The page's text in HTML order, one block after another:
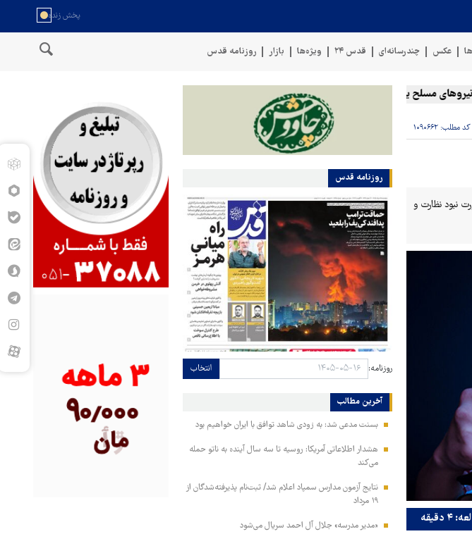
عکس چندرسانه‌ای قدس ۲۴ ویژه‌ها بازار روزنامه قدس
مسلح یمن: کشتی نفتی عربستان را با موشک بالستیک هدف قرار دادیم
کد مطلب: ۱۰۹۰۶۶۲
نبود نظارت و
روزنامه قدس
روزنامه: انتخاب
آخرین مطالب
بسنت مدعی شد: به زودی شاهد توافق با ایران خواهیم بود
هشدار اطلاعاتی آمریکا: روسیه تا سه سال آینده به ناتو حمله
می‌کند
نتایج آزمون مدارس سمپاد اعلام شد/ ثبت‌نام پذیرفته‌شدگان از
۱۹ مرداد
«مدیر مدرسه» جلال آل احمد سریال می‌شود